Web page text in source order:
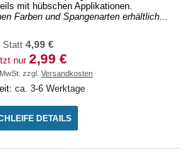
mit hübschen Applikationen.
Farben und Spangenarten erhältlich...
Statt 4,99 €
nur 2,99 €
zzgl. Versandkosten
ca. 3-6 Werktage
DETAILS